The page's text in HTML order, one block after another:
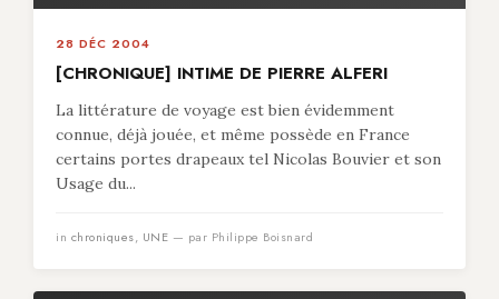
28 DÉC 2004
[CHRONIQUE] INTIME DE PIERRE ALFERI
La littérature de voyage est bien évidemment
connue, déjà jouée, et même possède en France
certains portes drapeaux tel Nicolas Bouvier et son
Usage du...
in chroniques, UNE — par Philippe Boisnard